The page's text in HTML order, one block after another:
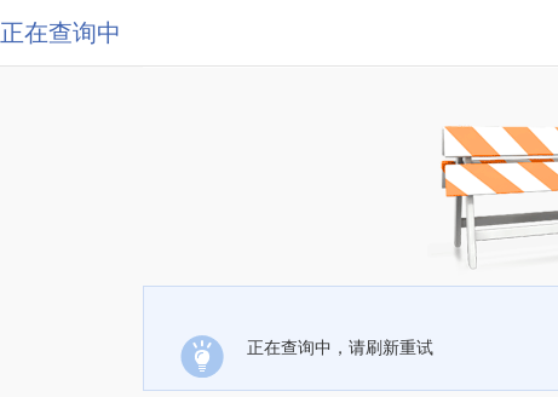
正在查询中
正在查询中，请刷新重试